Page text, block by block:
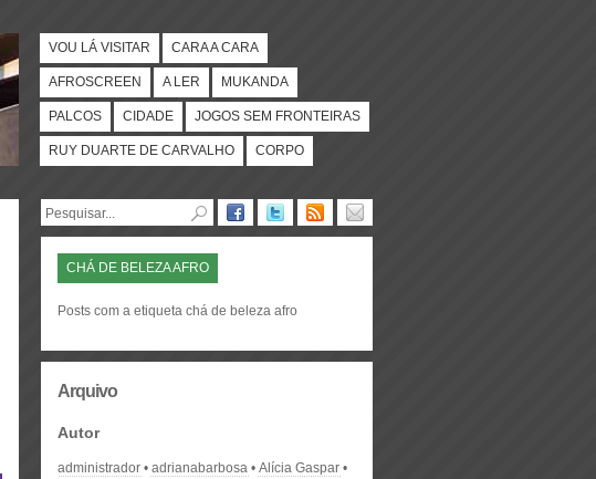
VOU LÁ VISITAR CARA A CARA
AFROSCREEN A LER MUKANDA
PALCOS CIDADE JOGOS SEM FRONTEIRAS
RUY DUARTE DE CARVALHO CORPO
CHÁ DE BELEZA AFRO
Posts com a etiqueta chá de beleza afro
Arquivo
Autor
administrador adrianabarbosa
Alícia Gaspar